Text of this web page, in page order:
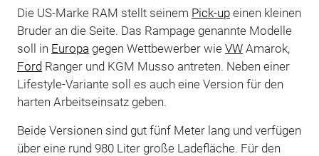
Die US-Marke RAM stellt seinem Pick-upeinen kleinen
Bruder an die Seite. Das Rampage genannte Modelle
soll in Europa gegen Wettbewerber wie VWAmarok,
FordRanger und KGM Musso antreten. Neben einer
Lifestyle-Variante soll es auch eine Version für den
harten Arbeitseinsatz geben.
Beide Versionen sind gut fünf Meter lang und verfügen
über eine rund 980 Liter große Ladefläche. Für den